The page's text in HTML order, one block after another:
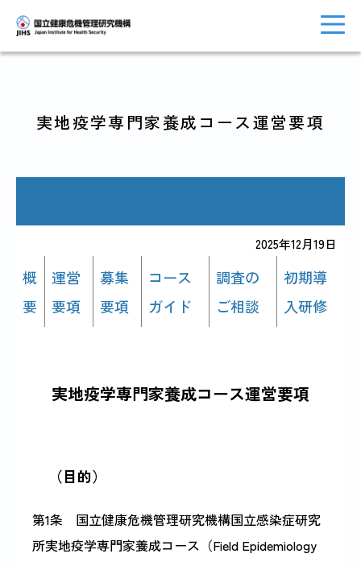
トップに戻る おしらせ一覧
JIHSについて 診療・病院関係
国際協力・
人材育成関係
実地疫学専門家養成コース運営要項
2025年12月19日
概
要
運営
要項
募集
要項
コース
ガイド
調査の
ご相談
初期導
入研修
実地疫学専門家養成コース運営要項
（目的）
第1条 国立健康危機管理研究機構国立感染症研究
所実地疫学専門家養成コース（Field Epidemiology